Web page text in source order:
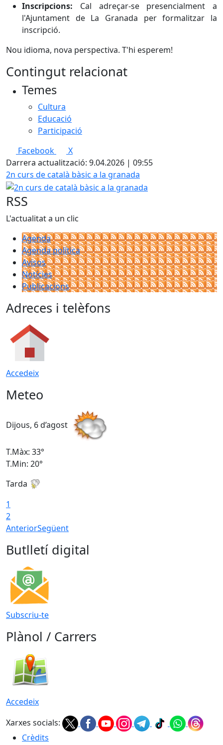
Inscripcions: Cal adreçar-se presencialment a
l'Ajuntament de La Granada per formalitzar la
inscripció.
Nou idioma, nova perspectiva. T'hi esperem!
Contingut relacionat
Temes
Cultura
Educació
Participació
Facebook
X
Darrera actualització: 9.04.2026 | 09:55
2n curs de català bàsic a la granada
RSS
L'actualitat a un clic
Agenda
Agenda política
Avisos
Notícies
Publicacions
Adreces i telèfons
Accedeix
Meteo
Dijous, 6 d’agost
T.Màx: 33°
T.Min: 20°
Tarda
1
2
AnteriorSegüent
Butlletí digital
Subscriu-te
Plànol / Carrers
Accedeix
Xarxes socials:
Crèdits